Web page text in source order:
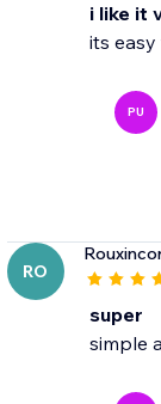
i like it
its
PU
RO
super
simple